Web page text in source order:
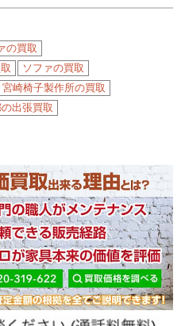
の買取
ソファの買取
宮崎椅子製作所の買取
出張買取